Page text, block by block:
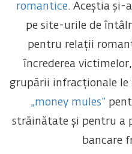
romantice. Aceștia
pe site-urile de
pentru relații
încrederea
grupării infracționale le
„money mules”
străinătate și pentru a
bancare